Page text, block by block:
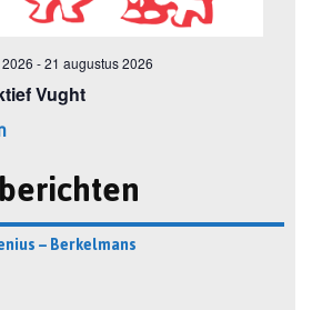
– Berkelmans